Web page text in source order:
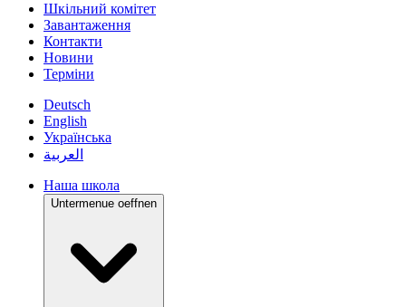
Шкільний комітет
Завантаження
Контакти
Новини
Терміни
Deutsch
English
Українська
العربية
Наша школа
Untermenue oeffnen